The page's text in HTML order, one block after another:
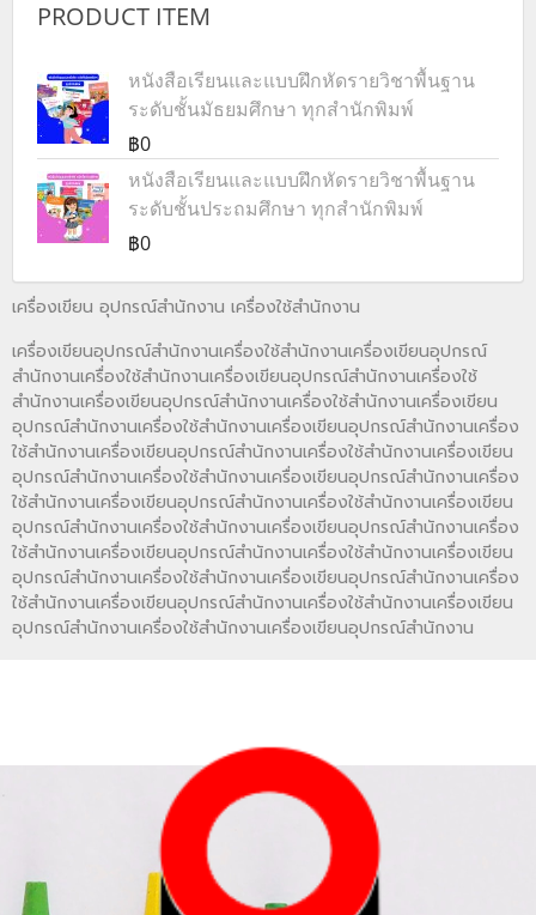
PRODUCT ITEM
หนังสือเรียนและแบบฝึกหัดรายวิชาพื้นฐาน
ระดับชั้นมัธยมศึกษา ทุกสำนักพิมพ์
฿0
หนังสือเรียนและแบบฝึกหัดรายวิชาพื้นฐาน
ระดับชั้นประถมศึกษา ทุกสำนักพิมพ์
฿0
เครื่องเขียน อุปกรณ์สำนักงาน เครื่องใช้สำนักงาน
เครื่องเขียนอุปกรณ์สำนักงานเครื่องใช้สำนักงานเครื่องเขียนอุปกรณ์
สำนักงานเครื่องใช้สำนักงานเครื่องเขียนอุปกรณ์สำนักงานเครื่องใช้
สำนักงานเครื่องเขียนอุปกรณ์สำนักงานเครื่องใช้สำนักงานเครื่องเขียน
อุปกรณ์สำนักงานเครื่องใช้สำนักงานเครื่องเขียนอุปกรณ์สำนักงานเครื่อง
ใช้สำนักงานเครื่องเขียนอุปกรณ์สำนักงานเครื่องใช้สำนักงานเครื่องเขียน
อุปกรณ์สำนักงานเครื่องใช้สำนักงานเครื่องเขียนอุปกรณ์สำนักงานเครื่อง
ใช้สำนักงานเครื่องเขียนอุปกรณ์สำนักงานเครื่องใช้สำนักงานเครื่องเขียน
อุปกรณ์สำนักงานเครื่องใช้สำนักงานเครื่องเขียนอุปกรณ์สำนักงานเครื่อง
ใช้สำนักงานเครื่องเขียนอุปกรณ์สำนักงานเครื่องใช้สำนักงานเครื่องเขียน
อุปกรณ์สำนักงานเครื่องใช้สำนักงานเครื่องเขียนอุปกรณ์สำนักงานเครื่อง
ใช้สำนักงานเครื่องเขียนอุปกรณ์สำนักงานเครื่องใช้สำนักงานเครื่องเขียน
อุปกรณ์สำนักงานเครื่องใช้สำนักงานเครื่องเขียนอุปกรณ์สำนักงาน